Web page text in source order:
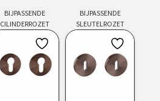
BIJPASSENDE
CILINDERROZET
BIJPASSENDE
SLEUTELROZET